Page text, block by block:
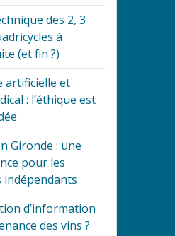
des 2, 3
à
(et fin ?)
artificielle et
: l’éthique est
Gironde : une
pour les
d’information
des vins ?